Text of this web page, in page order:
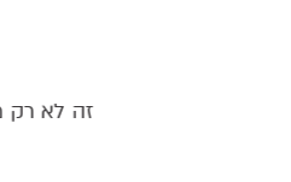
זה לא